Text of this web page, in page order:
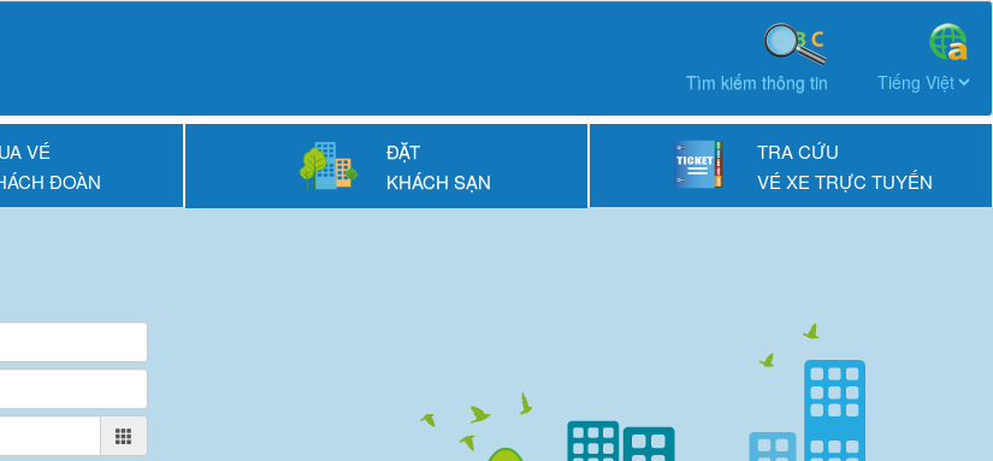
Tìm kiếm thông tin
VÉ
ĐOÀN
ĐẶT
KHÁCH SẠN
TRA CỨU
VÉ XE TRỰC TUYẾN